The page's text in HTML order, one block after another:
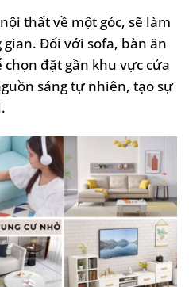
thất về một góc, sẽ làm
Đối với sofa, bàn ăn
đặt gần khu vực cửa
sáng tự nhiên, tạo sự